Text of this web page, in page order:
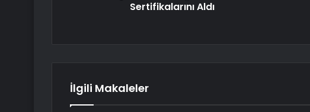
Sertifikalarını Aldı
İlgili Makaleler